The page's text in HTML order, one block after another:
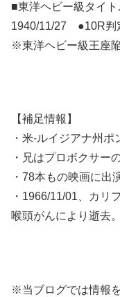
■東洋ヘビー級タイ
1940/11/27 ●10R判
※東洋ヘビー級王座
【補足情報】
・米-ルイジアナ州ポ
・兄はプロボクサー
・78本もの映画に出
・1966/11/01、カリ
喉頭がんにより逝去。
※当ブログでは情報